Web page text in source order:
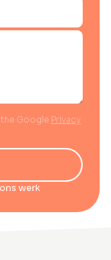
Google Privacy
werk